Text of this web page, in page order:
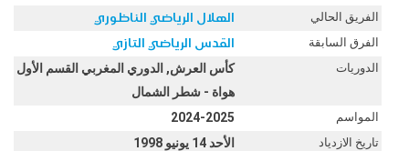
الفريق الحالي الهلال الرياضي الناظوري
الفرق السابقة القدس الرياضي التازي
الدوريات
كأس العرش, الدوري المغربي القسم الأول
هواة - شطر الشمال
المواسم 2024-2025
تاريخ الازدياد الأحد 14 يونيو 1998